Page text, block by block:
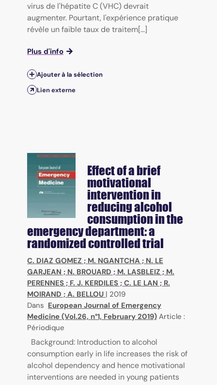
virus de l'hépatite C (VHC) devrait
augmenter. Pourtant, l'expérience pratique
révèle un faible taux de traitem[...]
Plus d'info
Ajouter à la sélection
Lien externe
Effect of a brief
motivational
intervention in
reducing alcohol
consumption in the
emergency department: a
randomized controlled trial
C. DIAZ GOMEZ ; M. NGANTCHA ; N. LE
GARJEAN ; N. BROUARD ; M. LASBLEIZ ; M.
PERENNES ; F. J. KERDILES ; C. LE LAN ; R.
MOIRAND ; A. BELLOU | 2019
Dans European Journal of Emergency
Medicine (Vol.26, n°1, February 2019) Article :
Périodique
Background: Introduction to alcohol
consumption early in life increases the risk of
alcohol dependency and hence motivational
interventions are needed in young patients